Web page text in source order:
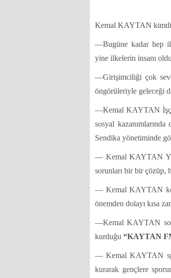
Kemal KAYTAN
—Bugüne kadar hep
yine ilkelerin insanı
—Girişimciliği çok
öngörüleriyle geleceği
—Kemal KAYTAN İşçi
sosyal
Sendika yönetiminde
— Kemal KAYTAN
sorunları bir bir çözüp,
— Kemal KAYTAN
önemden dolayı kısa
—Kemal KAYTAN
kurduğu “KAYTAN
— Kemal KAYTAN
kurarak gençlere